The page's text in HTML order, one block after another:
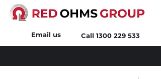
Email us Call 1300 229 533